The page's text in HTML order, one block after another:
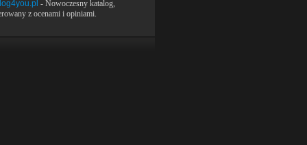
- Nowoczesny katalog,
z ocenami i opiniami.